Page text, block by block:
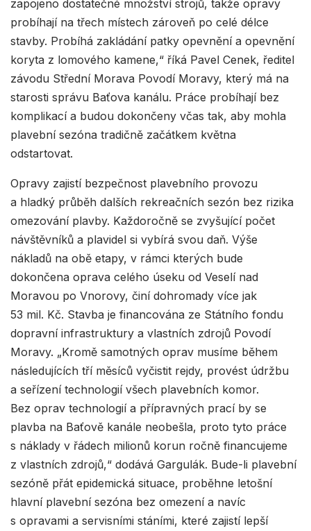
zapojeno dostatečné množství strojů, takže opravy
probíhají na třech místech zároveň po celé délce
stavby. Probíhá zakládání patky opevnění a opevnění
koryta z lomového kamene,“ říká Pavel Cenek, ředitel
závodu Střední Morava Povodí Moravy, který má na
starosti správu Baťova kanálu. Práce probíhají bez
komplikací a budou dokončeny včas tak, aby mohla
plavební sezóna tradičně začátkem května
odstartovat.
Opravy zajistí bezpečnost plavebního provozu
a hladký průběh dalších rekreačních sezón bez rizika
omezování plavby. Každoročně se zvyšující počet
návštěvníků a plavidel si vybírá svou daň. Výše
nákladů na obě etapy, v rámci kterých bude
dokončena oprava celého úseku od Veselí nad
Moravou po Vnorovy, činí dohromady více jak
53 mil. Kč. Stavba je financována ze Státního fondu
dopravní infrastruktury a vlastních zdrojů Povodí
Moravy. „Kromě samotných oprav musíme během
následujících tří měsíců vyčistit rejdy, provést údržbu
a seřízení technologií všech plavebních komor.
Bez oprav technologií a přípravných prací by se
plavba na Baťově kanále neobešla, proto tyto práce
s náklady v řádech milionů korun ročně financujeme
z vlastních zdrojů,“ dodává Gargulák. Bude-li plavební
sezóně přát epidemická situace, proběhne letošní
hlavní plavební sezóna bez omezení a navíc
s opravami a servisními stáními, které zajistí lepší